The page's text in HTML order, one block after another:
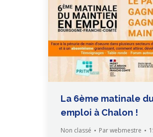
La 6ème matinale
emploi à Chalon !
Non classé Parwebmestre